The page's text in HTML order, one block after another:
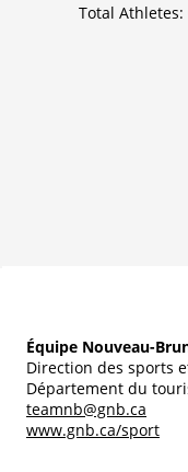
Total Athletes:
Équipe Nouveau-
Direction des sports
Département du
teamnb@gnb.ca
www.gnb.ca/sport